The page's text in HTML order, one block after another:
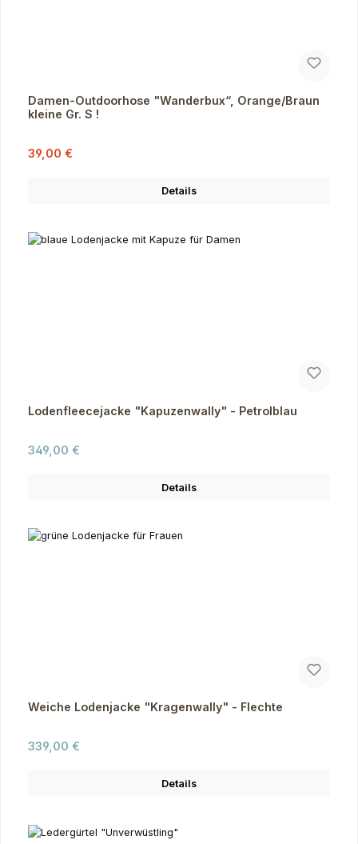
Damen-Outdoorhose "Wanderbux“, Orange/Braun
kleine Gr. S !
Verkaufspreis:
39,00 €
Details
Lodenfleecejacke "Kapuzenwally" - Petrolblau
Regulärer Preis:
349,00 €
Details
Weiche Lodenjacke "Kragenwally" - Flechte
Regulärer Preis:
339,00 €
Details